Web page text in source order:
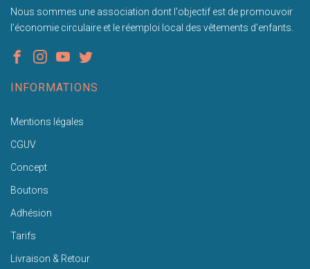
Nous sommes une association dont l'objectif est de promouvoir
l'économie circulaire et le réemploi local des vêtements d'enfants.
INFORMATIONS
Mentions légales
CGUV
Concept
Boutons
Adhésion
Tarifs
Livraison & Retour